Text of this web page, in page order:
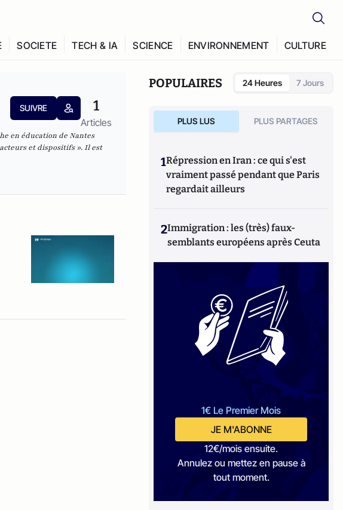
SOCIETE TECH & IA SCIENCE ENVIRONNEMENT CULTURE
SUIVRE 1
Articles
en éducation de Nantes
et dispositifs ». Il est
POPULAIRES 24 Heures 7 Jours
PLUS LUS PLUS PARTAGES
1Répression en Iran : ce qui s'est
vraiment passé pendant que Paris
regardait ailleurs
2Immigration : les (très) faux-
semblants européens après Ceuta
1€ Le Premier Mois
JE M'ABONNE
12€/mois ensuite.
Annulez ou mettez en pause à
tout moment.